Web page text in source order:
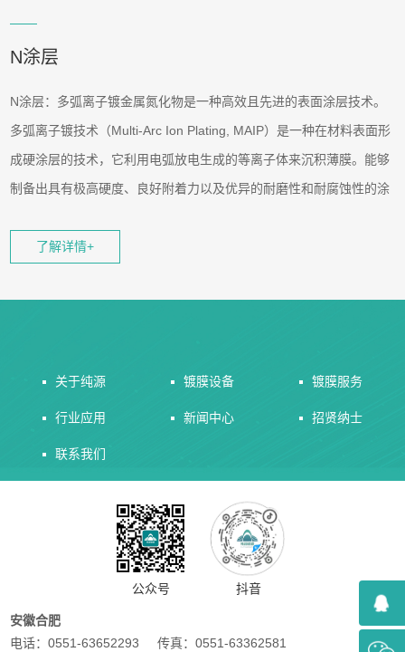
N涂层
N涂层：多弧离子镀金属氮化物是一种高效且先进的表面涂层技术。
多弧离子镀技术（Multi-Arc Ion Plating, MAIP）是一种在材料表面形
成硬涂层的技术，它利用电弧放电生成的等离子体来沉积薄膜。能够
制备出具有极高硬度、良好附着力以及优异的耐磨性和耐腐蚀性的涂
多弧离子镀金属氮化物的沉积过程是在高真空条件下进行的。在此过
衬底上形成薄膜。这一技术的特点包括高沉积速率、良好的膜层均匀
了解详情+
关于纯源 镀膜设备 镀膜服务
行业应用 新闻中心 招贤纳士
联系我们
公众号 抖音
安徽合肥
电话：0551-63652293 传真：0551-63362581